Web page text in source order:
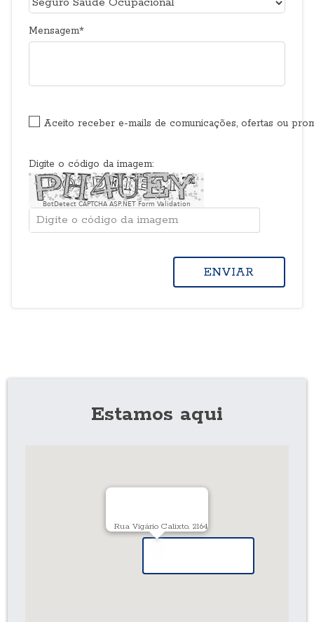
Mensagem
Aceito receber e-mails de comunicações, ofertas ou
Digite o código da imagem:
BotDetect CAPTCHA ASP.NET Form Validation
ENVIAR
Estamos aqui
Rua Vigário Calixto, 2164